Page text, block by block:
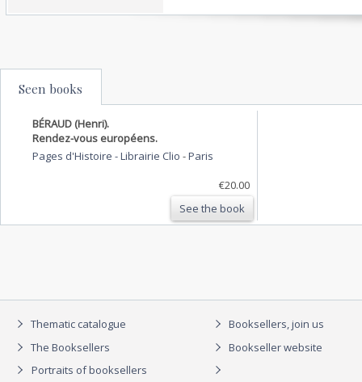
Seen books
BÉRAUD (Henri).
Rendez-vous européens.
Pages d'Histoire - Librairie Clio -Paris
€20.00
See the book
Thematic catalogue
The Booksellers
Portraits of booksellers
Booksellers, join us
Bookseller website